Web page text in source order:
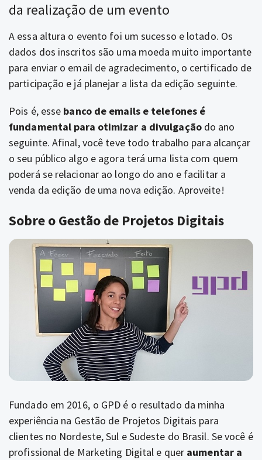
da realização de um evento
A essa altura o evento foi um sucesso e lotado. Os
dados dos inscritos são uma moeda muito importante
para enviar o email de agradecimento, o certificado de
participação e já planejar a lista da edição seguinte.
Pois é, esse banco de emails e telefones é
fundamental para otimizar a divulgaçãodo ano
seguinte. Afinal, você teve todo trabalho para alcançar
o seu público algo e agora terá uma lista com quem
poderá se relacionar ao longo do ano e facilitar a
venda da edição de uma nova edição. Aproveite!
Sobre o Gestão de Projetos Digitais
Fundado em 2016, o GPD é o resultado da minha
experiência na Gestão de Projetos Digitais para
clientes no Nordeste, Sul e Sudeste do Brasil. Se você é
profissional de Marketing Digital e quer aumentar a